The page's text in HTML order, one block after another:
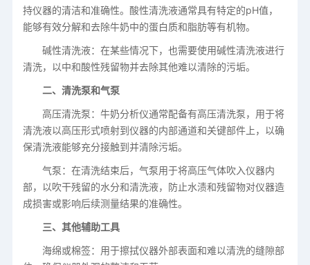
持仪器的清洁和准确性。酸性清洗液通常具有特定的pH值，
能够有效分解和去除牛奶中的蛋白质和脂肪等有机物。
碱性清洗液：在某些情况下，也需要使用碱性清洗液进行
清洗，以中和酸性残留物并去除其他难以清除的污垢。
二、清洗泵和气泵
高压清洗泵：牛奶分析仪通常配备有高压清洗泵，用于将
清洗液以高压形式喷射到仪器的内部通道和关键部件上，以确
保清洗液能够充分接触到并清除污垢。
气泵：在清洗结束后，气泵用于将高压气体吹入仪器内
部，以吹干残留的水分和清洗液，防止水渍和残留物对仪器造
成损害或影响后续测量结果的准确性。
三、其他辅助工具
海绵或棉签：用于擦拭仪器外部表面和难以清洗的缝隙部